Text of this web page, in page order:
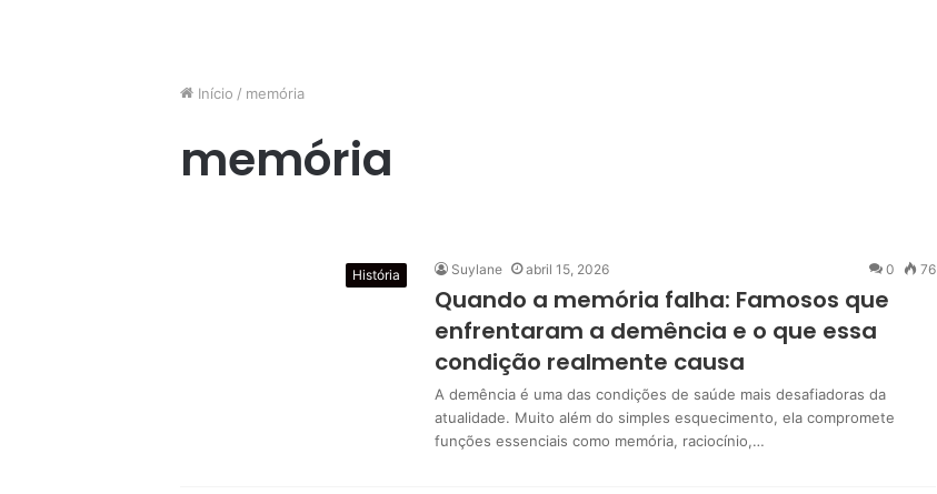
Início / memória
memória
História Suylane abril 15, 2026 0 76
Quando a memória falha: Famosos que
enfrentaram a demência e o que essa
condição realmente causa
A demência é uma das condições de saúde mais desafiadoras da
atualidade. Muito além do simples esquecimento, ela compromete
funções essenciais como memória, raciocínio,…